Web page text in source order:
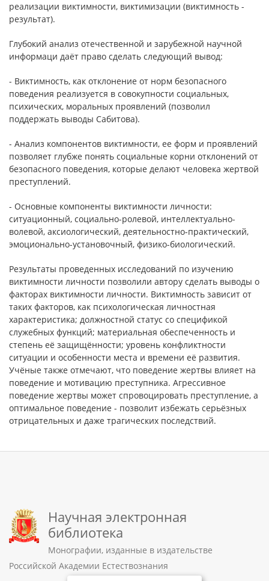
реализации виктимности, виктимизации (виктимность -
результат).
Глубокий анализ отечественной и зарубежной научной
информаци даёт право сделать следующий вывод:
- Виктимность, как отклонение от норм безопасного
поведения реализуется в совокупности социальных,
психических, моральных проявлений (позволил
поддержать выводы Сабитова).
- Анализ компонентов виктимности, ее форм и проявлений
позволяет глубже понять социальные корни отклонений от
безопасного поведения, которые делают человека жертвой
преступлений.
- Основные компоненты виктимности личности:
ситуационный, социально-ролевой, интеллектуально-
волевой, аксиологический, деятельностно-практический,
эмоционально-установочный, физико-биологический.
Результаты проведенных исследований по изучению
виктимности личности позволили автору сделать выводы о
факторах виктимности личности. Виктимность зависит от
таких факторов, как психологическая личностная
характеристика; должностной статус со спецификой
служебных функций; материальная обеспеченность и
степень её защищённости; уровень конфликтности
ситуации и особенности места и времени её развития.
Учёные также отмечают, что поведение жертвы влияет на
поведение и мотивацию преступника. Агрессивное
поведение жертвы может спровоцировать преступление, а
оптимальное поведение - позволит избежать серьёзных
отрицательных и даже трагических последствий.
Научная электронная
библиотека
Монографии, изданные в издательстве
Российской Академии Естествознания